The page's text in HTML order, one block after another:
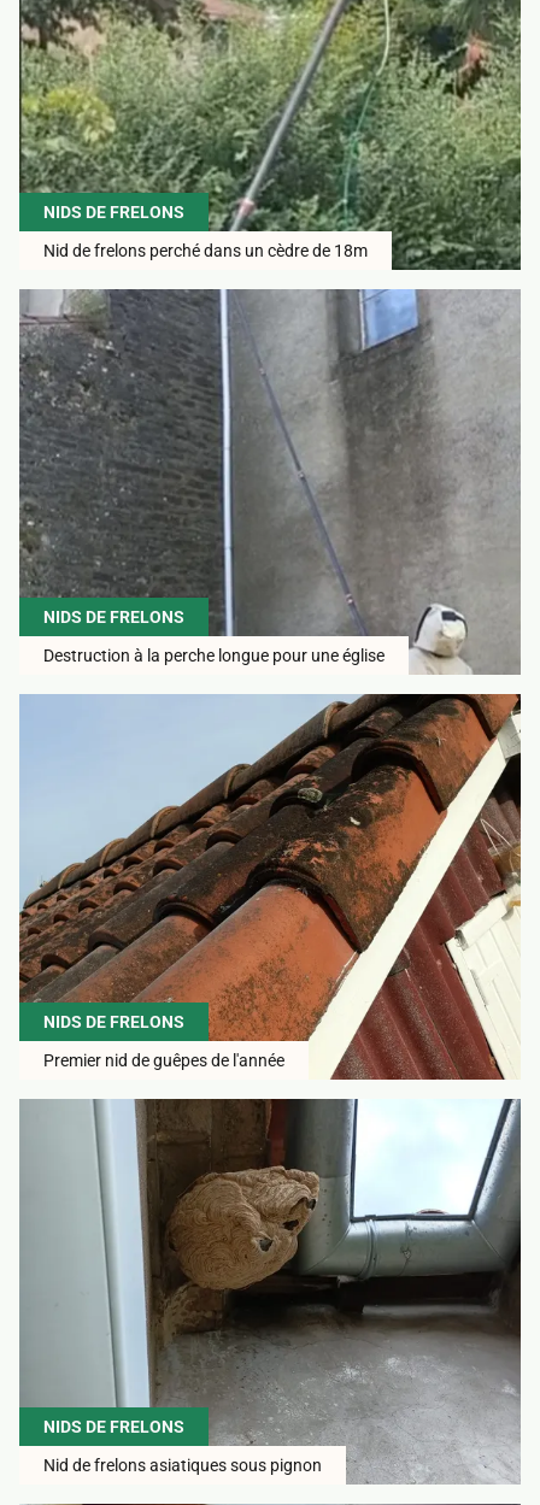
NIDS DE FRELONS
Nid de frelons perché dans un cèdre de 18m
NIDS DE FRELONS
Destruction à la perche longue pour une église
NIDS DE FRELONS
Premier nid de guêpes de l'année
NIDS DE FRELONS
Nid de frelons asiatiques sous pignon